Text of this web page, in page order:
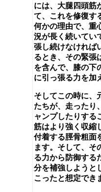
には、大腿四頭筋
て、これを修復す
何かの理由で、重
況が長く続いてい
張し続けなければ
るとき、その緊張
を含んで、膝の下
に引っ張る力を加
そしてこの時に、
たちが、走ったり
ャンプしたりする
筋はより強く収縮
付着する脛骨粗面
ます。そして、そ
る力から防御する
分を補強しようと
こったと想定でき